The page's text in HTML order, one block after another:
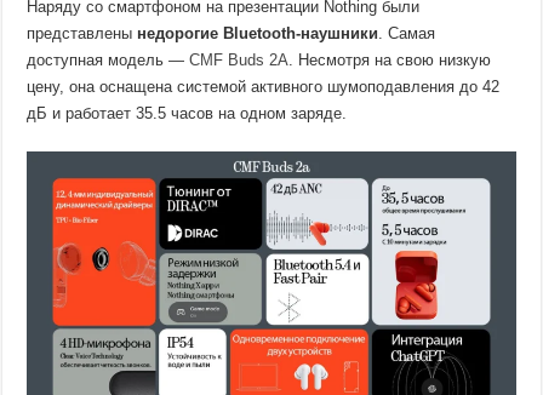
Наряду со смартфоном на презентации Nothing были
представлены недорогие Bluetooth-наушники. Самая
доступная модель —CMF Buds 2A. Несмотря на свою низкую
цену, она оснащена системой активного шумоподавления до 42
дБ и работает 35.5 часов на одном заряде.